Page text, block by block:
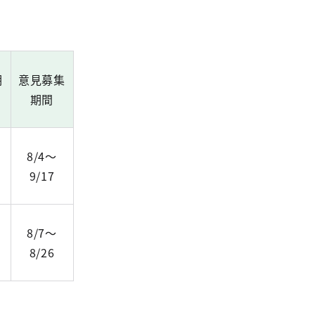
意見募集
期間
8/4～
9/17
8/7～
8/26